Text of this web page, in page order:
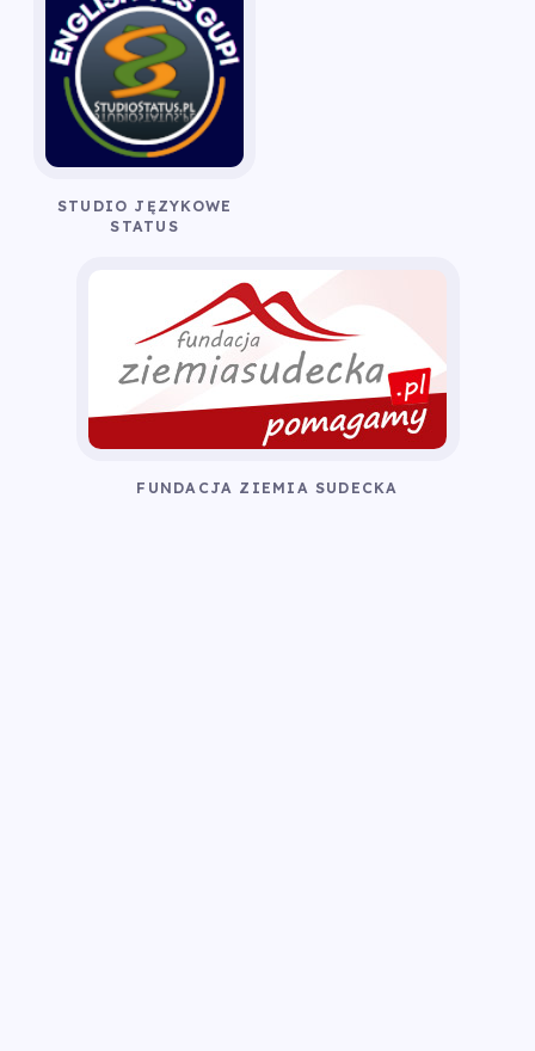
STUDIO JĘZYKOWE
STATUS
FUNDACJA ZIEMIA SUDECKA